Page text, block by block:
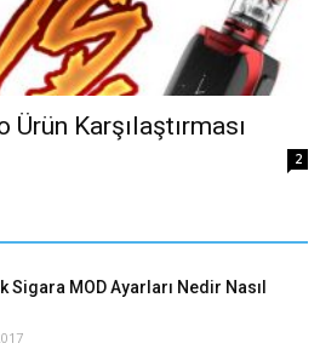
Karşılaştırması
2
Sigara MOD Ayarları Nedir Nasıl